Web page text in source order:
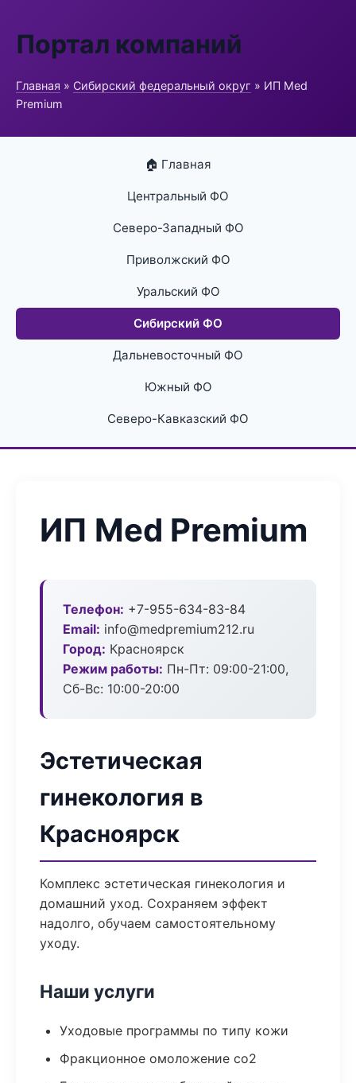
Портал компаний
Главная » Сибирский федеральный округ » ИП Med
Premium
🏠 Главная
Центральный ФО
Северо-Западный ФО
Приволжский ФО
Уральский ФО
Сибирский ФО
Дальневосточный ФО
Южный ФО
Северо-Кавказский ФО
ИП Med Premium
Телефон: +7-955-634-83-84
Email: info@medpremium212.ru
Город: Красноярск
Режим работы: Пн-Пт: 09:00-21:00,
Сб-Вс: 10:00-20:00
Эстетическая
гинекология в
Красноярск
Комплекс эстетическая гинекология и
домашний уход. Сохраняем эффект
надолго, обучаем самостоятельному
уходу.
Наши услуги
Уходовые программы по типу кожи
Фракционное омоложение co2